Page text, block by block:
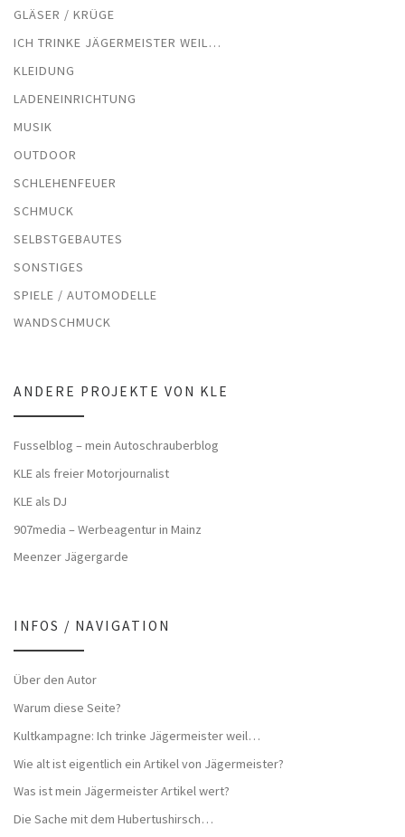
GLÄSER / KRÜGE
ICH TRINKE JÄGERMEISTER WEIL…
KLEIDUNG
LADENEINRICHTUNG
MUSIK
OUTDOOR
SCHLEHENFEUER
SCHMUCK
SELBSTGEBAUTES
SONSTIGES
SPIELE / AUTOMODELLE
WANDSCHMUCK
ANDERE PROJEKTE VON KLE
Fusselblog – mein Autoschrauberblog
KLE als freier Motorjournalist
KLE als DJ
907media – Werbeagentur in Mainz
Meenzer Jägergarde
INFOS / NAVIGATION
Über den Autor
Warum diese Seite?
Kultkampagne: Ich trinke Jägermeister weil…
Wie alt ist eigentlich ein Artikel von Jägermeister?
Was ist mein Jägermeister Artikel wert?
Die Sache mit dem Hubertushirsch…